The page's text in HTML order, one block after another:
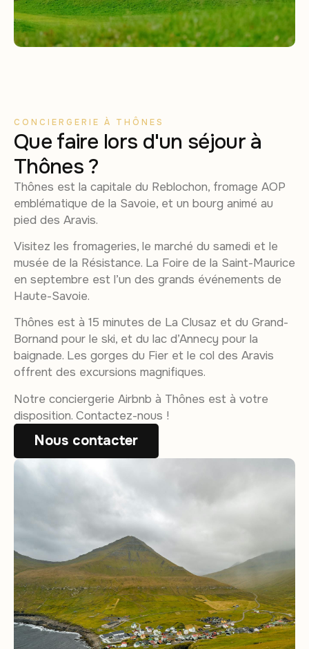
CONCIERGERIE À THÔNES
Que faire lors d'un séjour à
Thônes ?
Thônes est la capitale du Reblochon, fromage AOP
emblématique de la Savoie, et un bourg animé au
pied des Aravis.
Visitez les fromageries, le marché du samedi et le
musée de la Résistance. La Foire de la Saint-Maurice
en septembre est l’un des grands événements de
Haute-Savoie.
Thônes est à 15 minutes de La Clusaz et du Grand-
Bornand pour le ski, et du lac d’Annecy pour la
baignade. Les gorges du Fier et le col des Aravis
offrent des excursions magnifiques.
Notre conciergerie Airbnb à Thônes est à votre
disposition. Contactez-nous !
Nous contacter